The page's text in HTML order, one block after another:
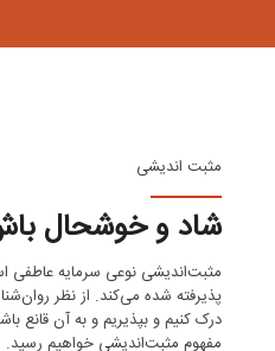
مثبت اندیشی
شاد و خوشحال
مثبت‌اندیشی نوعی سرمایه عاطفی
پذیرفته‌ شده می‌کند. از نظر
درک کنیم و بپذیریم و به آن قانع
مفهوم مثبت‌اندیشی خواهیم رسید.